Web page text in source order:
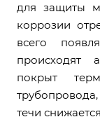
для защиты
коррозии
всего
происходят
покрыт
течи